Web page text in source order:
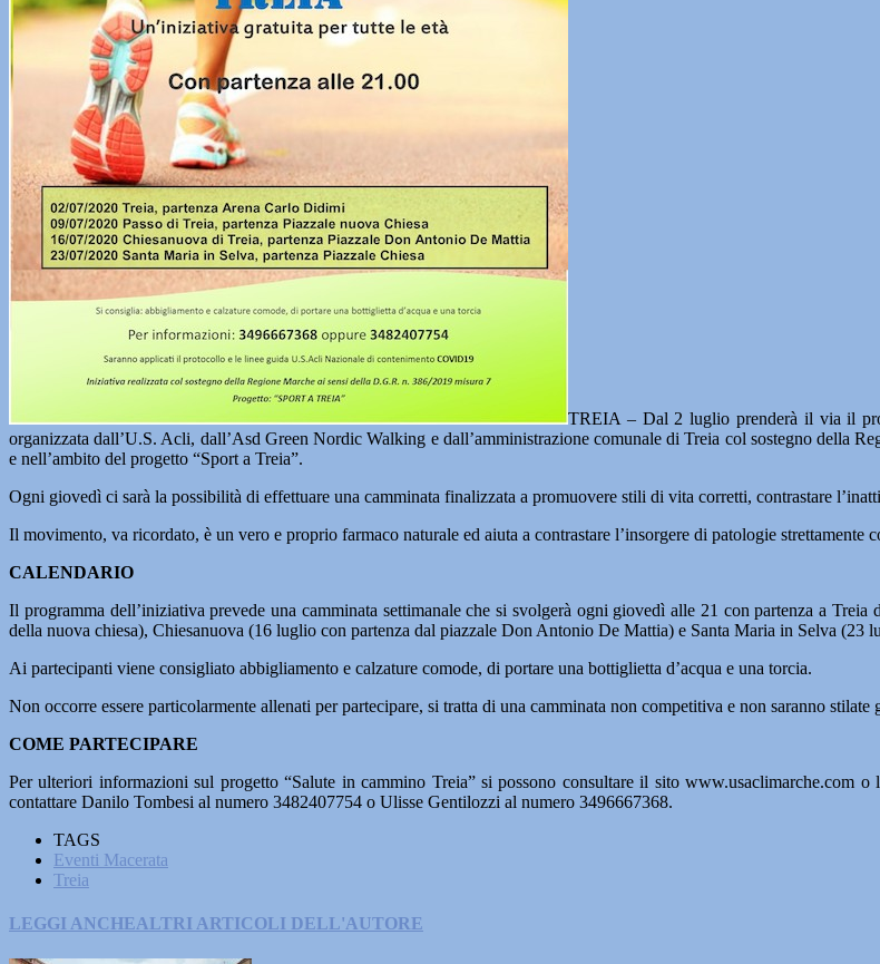
TREIA – Dal 2 luglio prenderà il via il
organizzata dall’U.S. Acli, dall’Asd Green Nordic Walking e dall’amministrazione comunale di Treia col sostegno della
e nell’ambito del progetto “Sport a Treia”.
Ogni giovedì ci sarà la possibilità di effettuare una camminata finalizzata a promuovere stili di vita corretti, contrastare
Il movimento, va ricordato, è un vero e proprio farmaco naturale ed aiuta a contrastare l’insorgere di patologie
CALENDARIO
Il programma dell’iniziativa prevede una camminata settimanale che si svolgerà ogni giovedì alle 21 con partenza a
della nuova chiesa), Chiesanuova (16 luglio con partenza dal piazzale Don Antonio De Mattia) e Santa Maria in Selva (23
Ai partecipanti viene consigliato abbigliamento e calzature comode, di portare una bottiglietta d’acqua e una torcia.
Non occorre essere particolarmente allenati per partecipare, si tratta di una camminata non competitiva e non saranno stilate
COME PARTECIPARE
Per ulteriori informazioni sul progetto “Salute in cammino Treia” si possono consultare il sito www.usaclimarche.com
contattare Danilo Tombesi al numero 3482407754 o Ulisse Gentilozzi al numero 3496667368.
TAGS
Eventi Macerata
Treia
LEGGI ANCHEALTRI ARTICOLI DELL'AUTORE